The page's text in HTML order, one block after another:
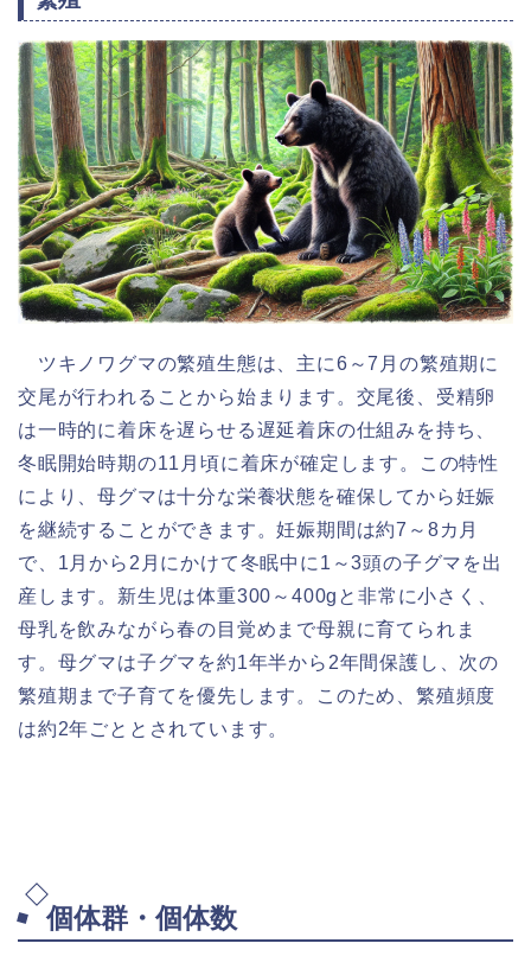
ツキノワグマの繁殖生態は、主に6～7月の繁殖期に
交尾が行われることから始まります。交尾後、受精卵
は一時的に着床を遅らせる遅延着床の仕組みを持ち、
冬眠開始時期の11月頃に着床が確定します。この特性
により、母グマは十分な栄養状態を確保してから妊娠
を継続することができます。妊娠期間は約7～8カ月
で、1月から2月にかけて冬眠中に1～3頭の子グマを出
産します。新生児は体重300～400gと非常に小さく、
母乳を飲みながら春の目覚めまで母親に育てられま
す。母グマは子グマを約1年半から2年間保護し、次の
繁殖期まで子育てを優先します。このため、繁殖頻度
は約2年ごととされています。
個体群・個体数